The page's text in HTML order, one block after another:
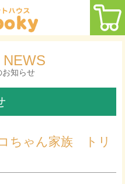
お知らせ
ちゃん家族 トリ